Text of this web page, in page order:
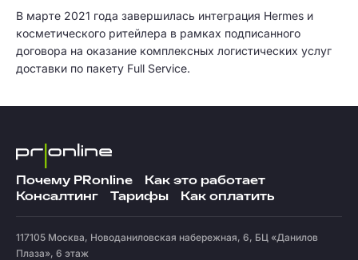
В марте 2021 года завершилась интеграция Hermes и
косметического ритейлера в рамках подписанного
договора на оказание комплексных логистических услуг
доставки по пакету Full Service.
Почему PRonline
Как это работает
Консалтинг
Тарифы Как оплатить
117105 Москва, Новоданиловская набережная, 6, БЦ «Данилов
Плаза», 6 этаж